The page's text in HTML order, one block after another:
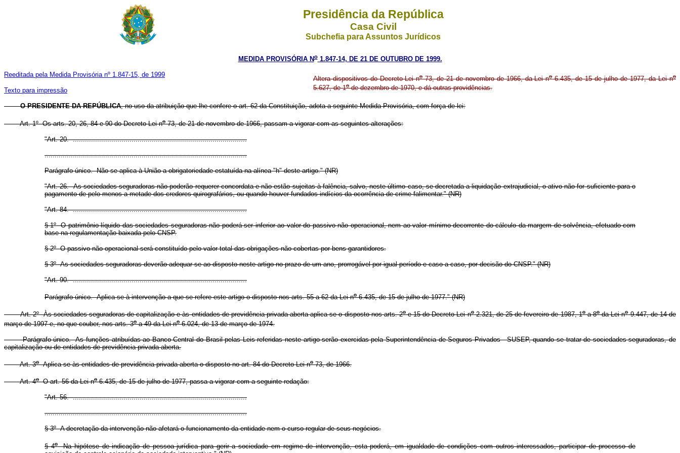
Presidência da República
Casa Civil
Subchefia para Assuntos Jurídicos
MEDIDA PROVISÓRIA No1.847-14, DE 21 DE OUTUBRO DE 1999.
Reeditada pela Medida Provisória nº 1.847-15, de 1999
Texto para impressão
Altera dispositivos do Decreto-Lei no73, de 21 de novembro de 1966, da Lei no6.435, de 15 de julho de 1977, da Lei no
5.627, de 1ode dezembro de 1970, e dá outras providências.
O PRESIDENTE DA REPÚBLICA, no uso da atribuição que lhe confere o art. 62 da Constituição, adota a seguinte Medida Provisória, com força de lei:
Art. 1ºOs arts. 20, 26, 84 e 90 do Decreto-Lei no73, de 21 de novembro de 1966, passam a vigorar com as seguintes alterações:
"Art. 20. ......................................................................................
....................................................................................................
Parágrafo único. Não se aplica à União a obrigatoriedade estatuída na alínea "h" deste artigo." (NR)
"Art. 26. As sociedades seguradoras não poderão requerer concordata e não estão sujeitas à falência, salvo, neste último caso, se decretada a liquidação extrajudicial, o ativo não for suficiente para o
pagamento de pelo menos a metade dos credores quirografários, ou quando houver fundados indícios da ocorrência de crime falimentar." (NR)
"Art. 84. ......................................................................................
§ 1ºO patrimônio líquido das sociedades seguradoras não poderá ser inferior ao valor do passivo não operacional, nem ao valor mínimo decorrente do cálculo da margem de solvência, efetuado com
base na regulamentação baixada pelo CNSP.
§ 2ºO passivo não operacional será constituído pelo valor total das obrigações não cobertas por bens garantidores.
§ 3ºAs sociedades seguradoras deverão adequar-se ao disposto neste artigo no prazo de um ano, prorrogável por igual período e caso a caso, por decisão do CNSP." (NR)
"Art. 90. ......................................................................................
Parágrafo único. Aplica-se à intervenção a que se refere este artigo o disposto nos arts. 55 a 62 da Lei no6.435, de 15 de julho de 1977." (NR)
Art. 2ºÀs sociedades seguradoras de capitalização e às entidades de previdência privada aberta aplica-se o disposto nos arts. 2oe 15 do Decreto-Lei no2.321, de 25 de fevereiro de 1987, 1oa 8oda Lei no9.447, de 14 de
março de 1997 e, no que couber, nos arts. 3oa 49 da Lei no6.024, de 13 de março de 1974.
Parágrafo único. As funções atribuídas ao Banco Central do Brasil pelas Leis referidas neste artigo serão exercidas pela Superintendência de Seguros Privados - SUSEP, quando se tratar de sociedades seguradoras, de
capitalização ou de entidades de previdência privada aberta.
Art. 3oAplica-se às entidades de previdência privada aberta o disposto no art. 84 do Decreto-Lei no73, de 1966.
Art. 4oO art. 56 da Lei no6.435, de 15 de julho de 1977, passa a vigorar com a seguinte redação:
"Art. 56. ......................................................................................
....................................................................................................
§ 3ºA decretação da intervenção não afetará o funcionamento da entidade nem o curso regular de seus negócios.
§ 4oNa hipótese de indicação de pessoa jurídica para gerir a sociedade em regime de intervenção, esta poderá, em igualdade de condições com outros interessados, participar de processo de